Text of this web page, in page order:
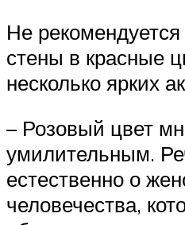
Не
стены в красные
несколько ярких
– Розовый цвет
умилительным.
естественно о
человечества,